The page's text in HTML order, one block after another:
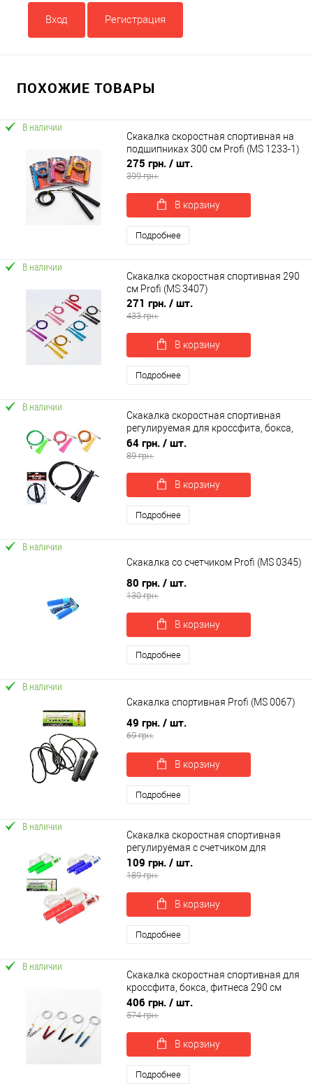
Вход Регистрация
ПОХОЖИЕ ТОВАРЫ
В наличии
Скакалка скоростная спортивная на
подшипниках 300 см Profi (MS 1233-1)
275 грн. / шт.
399 грн.
В корзину
Подробнее
В наличии
Скакалка скоростная спортивная 290
см Profi (MS 3407)
271 грн. / шт.
433 грн.
В корзину
Подробнее
В наличии
Скакалка скоростная спортивная
регулируемая для кроссфита, бокса,
фитнеса 290 см OSPORT (MS 3765)
64 грн. / шт.
89 грн.
В корзину
Подробнее
В наличии
Скакалка со счетчиком Profi (MS 0345)
80 грн. / шт.
130 грн.
В корзину
Подробнее
В наличии
Скакалка спортивная Profi (MS 0067)
49 грн. / шт.
69 грн.
В корзину
Подробнее
В наличии
Скакалка скоростная спортивная
регулируемая с счетчиком для
кроссфита, бокса, фитнеса 270 см
OSPORT (MS 3316)
109 грн. / шт.
189 грн.
В корзину
Подробнее
В наличии
Скакалка скоростная спортивная для
кроссфита, бокса, фитнеса 290 см
OSPORT (MS 4614)
406 грн. / шт.
574 грн.
В корзину
Подробнее